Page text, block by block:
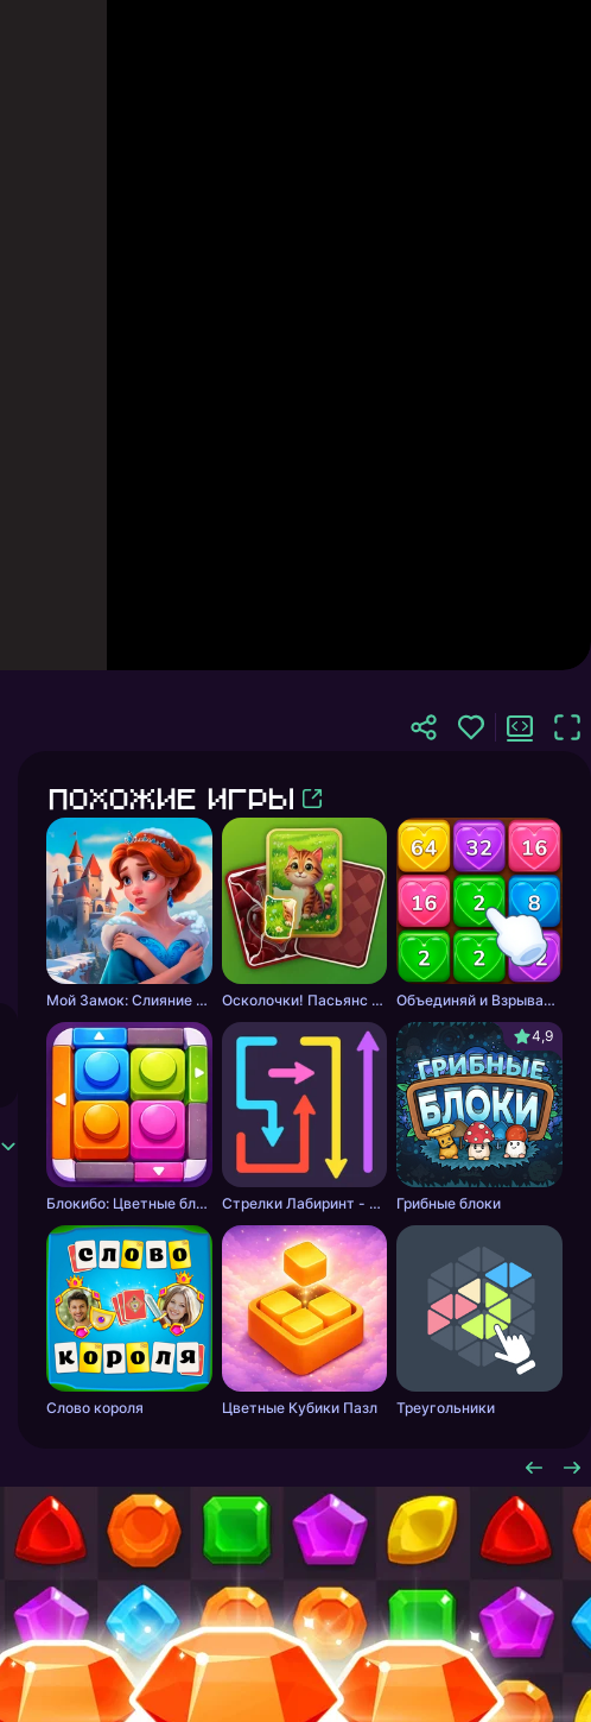
Похожие игры
Мой Замок: Слияние и История Осколочки! Пасьянс Собери картинки Объединяй и Взрывай + 2048
Блокибо: Цветные блоки Стрелки Лабиринт - Цветной путь
4,9
Грибные блоки
Слово короля Цветные Кубики Пазл Треугольники